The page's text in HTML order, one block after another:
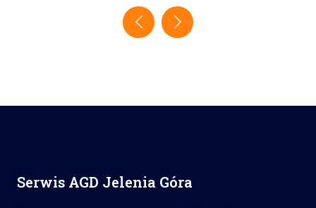
Serwis AGD Jelenia Góra